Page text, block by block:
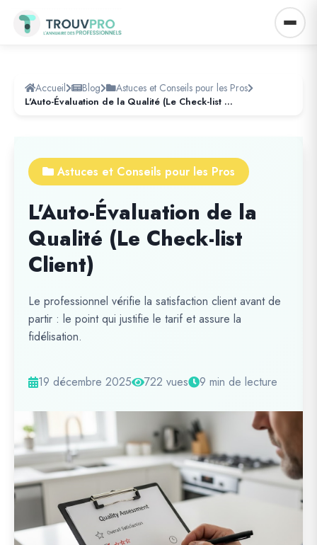
Accueil Blog Astuces et Conseils pour les Pros
L'Auto-Évaluation de la Qualité (Le Check-list Client)
Astuces et Conseils pour les Pros
L'Auto-Évaluation de la
Qualité (Le Check-list
Client)
Le professionnel vérifie la satisfaction client avant de
partir : le point qui justifie le tarif et assure la
fidélisation.
19 décembre 2025 722 vues 9 min de lecture